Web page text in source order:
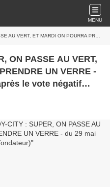
MENU
PRENDRE UN VERRE - du 29 mai 2020 (J+4181après le vote négatif fondateur)
ON PASSE AU VERT,
UN VERRE -
le vote négatif